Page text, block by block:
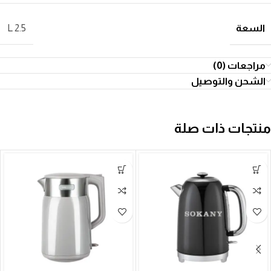
السعة 2.5 L
مراجعات (0)
الشحن والتوصيل
منتجات ذات صلة